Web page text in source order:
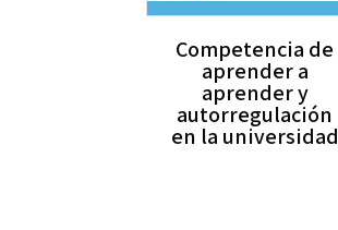
Competencia de
aprender a
aprender y
autorregulación
en la universidad